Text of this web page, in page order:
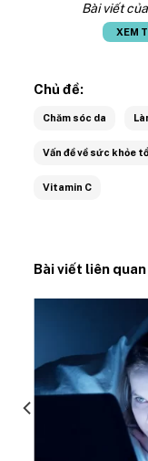
Bài viết
XEM
Chủ đề:
Chăm sóc da
Vấn đề về sức khỏe
Vitamin C
Bài viết liên quan